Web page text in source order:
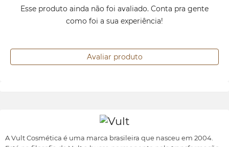
Esse produto ainda não foi avaliado. Conta pra gente
como foi a sua experiência!
Avaliar produto
A Vult Cosmética é uma marca brasileira que nasceu em 2004.